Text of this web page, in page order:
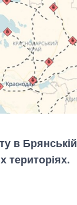
в Брянській
територіях.